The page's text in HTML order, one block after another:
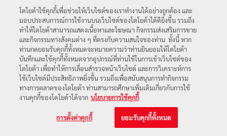
สงวนลิขสิทธิ์ พ.ศ. 2565 บริษัท โตโยต้า มอเตอร์ ประเทศไทย จำกัด
โตโยต้าใช้คุกกี้เพื่อช่วยให้เว็บไซต์ของเราทำงานได้อย่างถูกต้อง และ
มอบประสบการณ์การใช้งานบนเว็บไซต์ของโตโยต้าได้ดียิ่งขึ้น รวมถึง
ทำให้โตโยต้าสามารถแสดงเนื้อหาและโฆษณา กิจกรรมส่งเสริมการขาย
และกิจกรรมทางสังคมต่าง ๆ ที่ตรงกับความสนใจของท่าน ทั้งนี้ หาก
ท่านกดยอมรับคุกกี้ทั้งหมดจะหมายความว่าท่านยินยอมให้โตโยต้า
บันทึกและใช้คุกกี้ทั้งหมดจากอุปกรณ์ที่ท่านใช้ในการเข้าเว็บไซต์ของ
โตโยต้า เพื่อทำให้การเลื่อนสำรวจหน้าเว็บไซต์ และการวิเคราะห์การ
ใช้เว็บไซต์มีประสิทธิภาพยิ่งขึ้น รวมถึงเพื่อสนับสนุนการทำกิจกรรม
ทางการตลาดของโตโยต้า ท่านสามารถศึกษาเพิ่มเติมเกี่ยวกับการใช้
งานคุกกี้ของโตโยต้าได้จาก นโยบายการใช้คุกกี้
การตั้งค่าคุกกี้ ยอมรับคุกกี้ทั้งหมด